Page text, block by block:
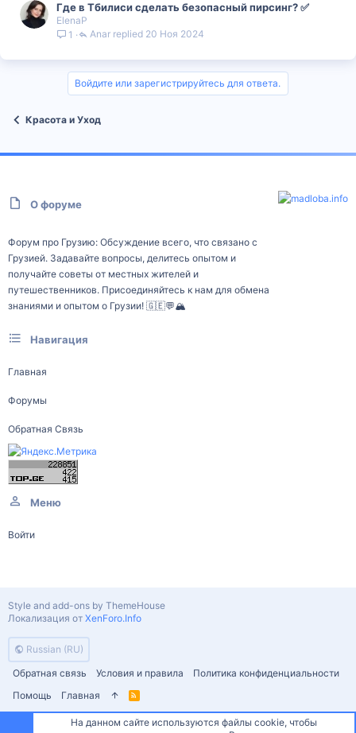
Где в Тбилиси сделать безопасный пирсинг? ✅
ElenaP
1
20 Ноя 2024
Anar
Войдите или зарегистрируйтесь для ответа.
Красота и Уход
О форуме
Форум про Грузию: Обсуждение всего, что связано с
Грузией. Задавайте вопросы, делитесь опытом и
получайте советы от местных жителей и
путешественников. Присоединяйтесь к нам для обмена
знаниями и опытом о Грузии! 🇬🇪💬🏔️
Навигация
Главная
Форумы
Обратная Связь
Меню
Войти
Russian (RU)
Обратная связь
Условия и правила
Политика конфиденциальности
Помощь
Главная
R
S
Style and add-ons by ThemeHouse
Локализация от XenForo.Info
На данном сайте используются файлы cookie, чтобы